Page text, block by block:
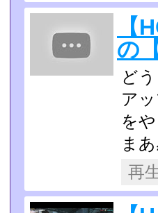
【
の
ど
ア
を
ま
再